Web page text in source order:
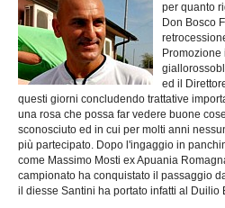
per quanto
Don Bosco
ed il
questi giorni concludendo trattative
una rosa che possa far vedere buone
sconosciuto ed in cui per molti anni
più partecipato. Dopo l'ingaggio in
come Massimo Mosti ex Apuania
campionato ha conquistato il passaggio
il diesse Santini ha portato infatti al Duilio